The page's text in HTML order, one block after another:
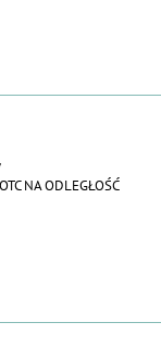
NA ODLEGŁOŚĆ